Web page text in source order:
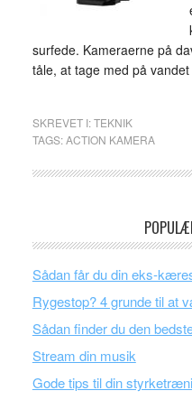
surfede. Kameraerne på
tåle, at tage med på
SKREVET I:TEKNIK
TAGS:ACTION KAMERA
Sådan får du din eks-
Rygestop? 4 grunde til at
Sådan finder du den
Stream din musik
Gode tips til din